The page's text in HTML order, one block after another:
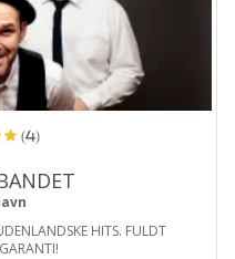
(4)
HITS. FULDT